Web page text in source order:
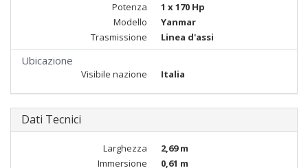
Potenza
1 x 170 Hp
Modello
Yanmar
Trasmissione
Linea d'assi
Ubicazione
Visibile nazione Italia
Dati Tecnici
Larghezza
2,69 m
Immersione
0,61 m